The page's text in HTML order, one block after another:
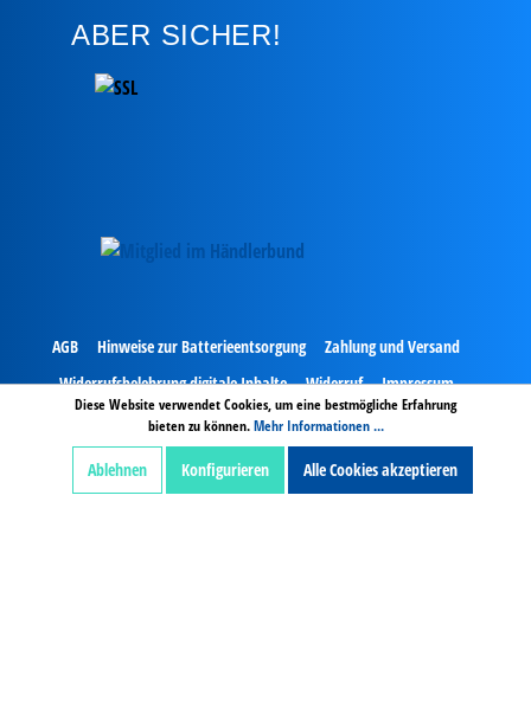
ABER SICHER!
AGB Hinweise zur Batterieentsorgung
Zahlung und Versand
Widerrufsbelehrung digitale Inhalte
Widerruf
Impressum
Datenschutz
Alle Preise exkl. gesetzl. Mehrwertsteuer zzgl.
Diese Website verwendet Cookies, um eine bestmögliche Erfahrung
bieten zu können.Mehr Informationen ...
Ablehnen Konfigurieren Alle Cookies akzeptieren